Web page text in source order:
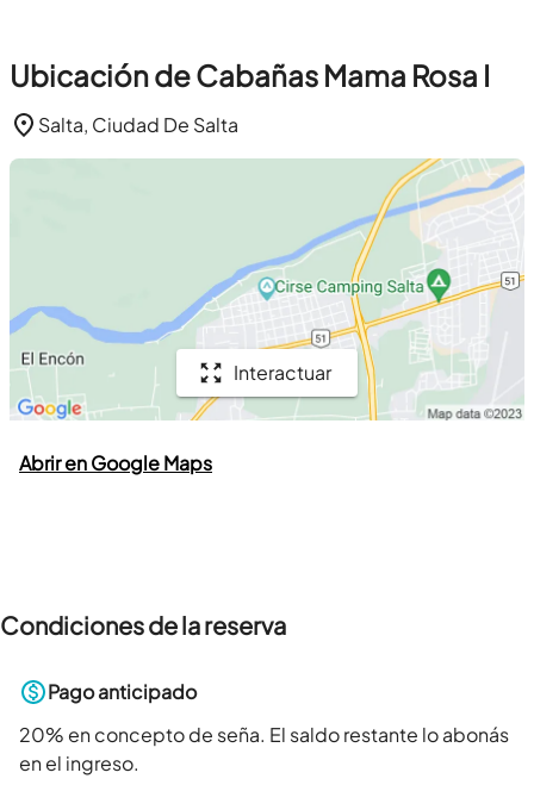
Ubicación de Cabañas Mama Rosa I
Salta, Ciudad De Salta
Interactuar
Abrir en Google Maps
Condiciones de la reserva
Pago anticipado
20% en concepto de seña. El saldo restante lo abonás
en el ingreso.